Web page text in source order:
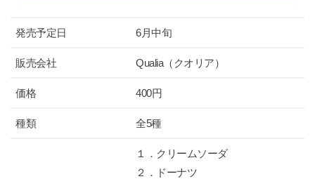
発売予定日 6月中旬
販売会社 Qualia（クオリア）
価格 400円
種類 全5種
１．クリームソーダ
２．ドーナツ